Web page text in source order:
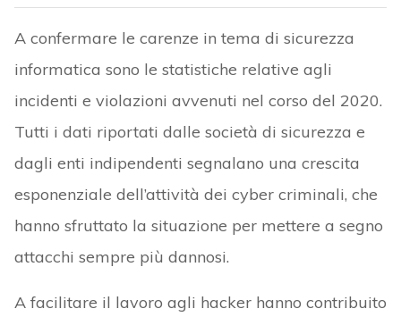
A confermare le carenze in tema di sicurezza
informatica sono le statistiche relative agli
incidenti e violazioni avvenuti nel corso del 2020.
Tutti i dati riportati dalle società di sicurezza e
dagli enti indipendenti segnalano una crescita
esponenziale dell’attività dei cyber criminali, che
hanno sfruttato la situazione per mettere a segno
attacchi sempre più dannosi.
A facilitare il lavoro agli hacker hanno contribuito